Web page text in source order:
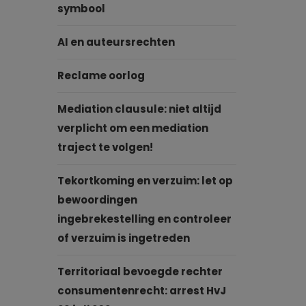
symbool
AI en auteursrechten
Reclame oorlog
Mediation clausule: niet altijd
verplicht om een mediation
traject te volgen!
Tekortkoming en verzuim: let op
bewoordingen
ingebrekestelling en controleer
of verzuim is ingetreden
Territoriaal bevoegde rechter
consumentenrecht: arrest HvJ